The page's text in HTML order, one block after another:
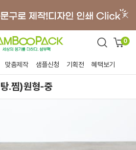
0
맞춤제작 샘플신청 기획전 혜택보기
탕.찜)원형-중